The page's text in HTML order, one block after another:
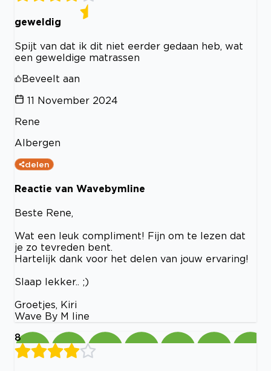
geweldig
Spijt van dat ik dit niet eerder gedaan heb, wat
een geweldige matrassen
Beveelt aan
11 November 2024
Rene
Albergen
delen
Reactie van Wavebymline
Beste Rene,
Wat een leuk compliment! Fijn om te lezen dat
je zo tevreden bent.
Hartelijk dank voor het delen van jouw ervaring!
Slaap lekker.. ;)
Groetjes, Kiri
Wave By M line
8